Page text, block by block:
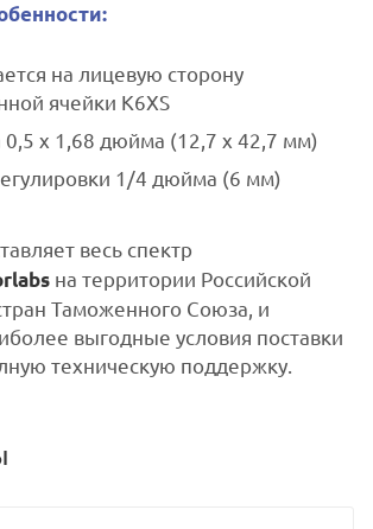
на лицевую сторону
ячейки K6XS
x 1,68 дюйма (12,7 x 42,7 мм)
1/4 дюйма (6 мм)
весь спектр
на территории Российской
Таможенного Союза, и
выгодные условия поставки
техническую поддержку.